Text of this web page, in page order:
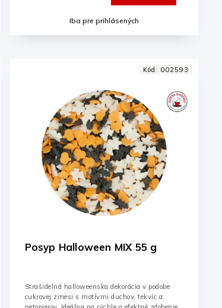
Iba pre prihlásených
Posyp Halloween MIX 55 g
Strašidelná halloweenska dekorácia v podobe
cukrovej zmesi s motívmi duchov, tekvíc a
Kód: 002593